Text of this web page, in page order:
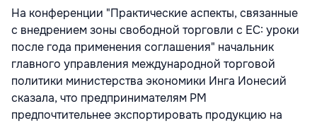
На конференции "Практические аспекты, связанные
с внедрением зоны свободной торговли с ЕС: уроки
после года применения соглашения" начальник
главного управления международной торговой
политики министерства экономики Инга Ионесий
сказала, что предпринимателям РМ
предпочтительнее экспортировать продукцию на